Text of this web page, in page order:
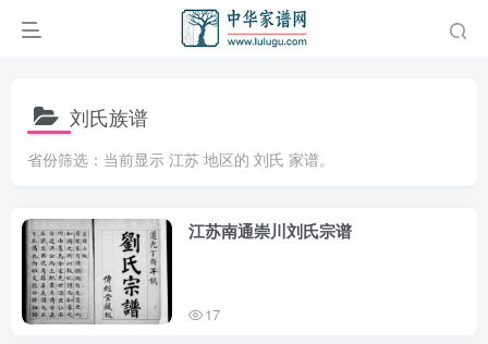
刘氏族谱
省份筛选：当前显示 江苏 地区的 刘氏 家谱。
江苏南通崇川刘氏宗谱
17